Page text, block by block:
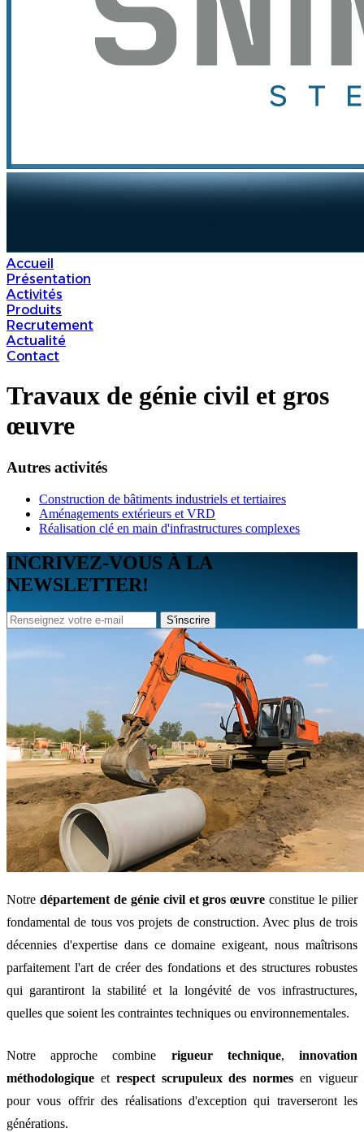
Accueil
Présentation
Activités
Produits
Recrutement
Actualité
Contact
Travaux de génie civil et gros
œuvre
Autres activités
Construction de bâtiments industriels et tertiaires
Aménagements extérieurs et VRD
Réalisation clé en main d'infrastructures complexes
INCRIVEZ-VOUS À LA
NEWSLETTER!
S'inscrire
Notre département de génie civil et gros œuvre constitue le pilier
fondamental de tous vos projets de construction. Avec plus de trois
décennies d'expertise dans ce domaine exigeant, nous maîtrisons
parfaitement l'art de créer des fondations et des structures robustes
qui garantiront la stabilité et la longévité de vos infrastructures,
quelles que soient les contraintes techniques ou environnementales.
Notre approche combine rigueur technique,innovation
méthodologique et respect scrupuleux des normes en vigueur
pour vous offrir des réalisations d'exception qui traverseront les
générations.